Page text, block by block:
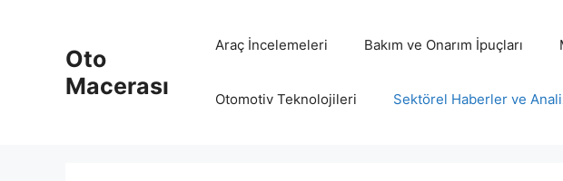
Oto
Macerası
Araç İncelemeleri Bakım ve Onarım İpuçları
Otomotiv Teknolojileri Sektörel Haberler ve